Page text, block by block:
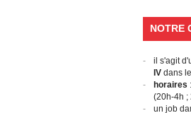
NOTRE
il s'agit
IV dans
horaires
(20h-4h ;
un job